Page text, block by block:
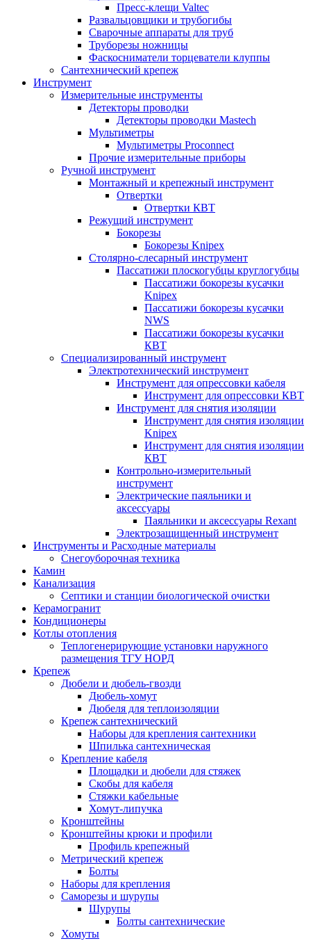
Пресс-клещи Valtec
Развальцовщики и трубогибы
Сварочные аппараты для труб
Труборезы ножницы
Фаскосниматели торцеватели клуппы
Сантехнический крепеж
Инструмент
Измерительные инструменты
Детекторы проводки
Детекторы проводки Mastech
Мультиметры
Мультиметры Proconnect
Прочие измерительные приборы
Ручной инструмент
Монтажный и крепежный инструмент
Отвертки
Отвертки КВТ
Режущий инструмент
Бокорезы
Бокорезы Knipex
Столярно-слесарный инструмент
Пассатижи плоскогубцы круглогубцы
Пассатижи бокорезы кусачки
Knipex
Пассатижи бокорезы кусачки
NWS
Пассатижи бокорезы кусачки
КВТ
Специализированный инструмент
Электротехнический инструмент
Инструмент для опрессовки кабеля
Инструмент для опрессовки КВТ
Инструмент для снятия изоляции
Инструмент для снятия изоляции
Knipex
Инструмент для снятия изоляции
КВТ
Контрольно-измерительный
инструмент
Электрические паяльники и
аксессуары
Паяльники и аксессуары Rexant
Электрозащищенный инструмент
Инструменты и Расходные материалы
Снегоуборочная техника
Камин
Канализация
Септики и станции биологической очистки
Керамогранит
Кондиционеры
Котлы отопления
Теплогенерирующие установки наружного
размещения ТГУ НОРД
Крепеж
Дюбели и дюбель-гвозди
Дюбель-хомут
Дюбеля для теплоизоляции
Крепеж сантехнический
Наборы для крепления сантехники
Шпилька сантехническая
Крепление кабеля
Площадки и дюбели для стяжек
Скобы для кабеля
Стяжки кабельные
Хомут-липучка
Кронштейны
Кронштейны крюки и профили
Профиль крепежный
Метрический крепеж
Болты
Наборы для крепления
Саморезы и шурупы
Шурупы
Болты сантехнические
Хомуты